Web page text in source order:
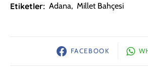
Etiketler: Adana, Millet Bahçesi
FACEBOOK